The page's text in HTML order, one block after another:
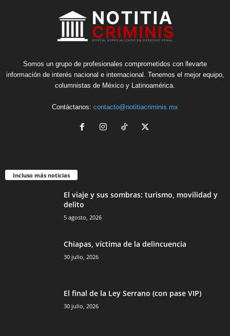
Somos un grupo de profesionales comprometidos con llevarte
información de interés nacional e internacional. Tenemos el mejor equipo,
columnistas de México y Latinoamérica.
Contáctanos: contacto@notitiacriminis.mx
Incluso más noticias
El viaje y sus sombras: turismo, movilidad y
delito
5 agosto, 2026
Chiapas, víctima de la delincuencia
30 julio, 2026
El final de la Ley Serrano (con pase VIP)
30 julio, 2026